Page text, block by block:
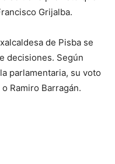
Grijalba.
de Pisba se
decisiones. Según
parlamentaria, su voto
Ramiro Barragán.